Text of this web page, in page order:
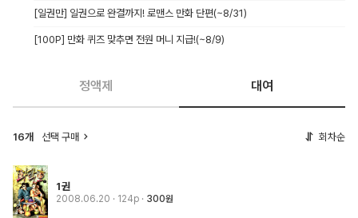
[일권만] 일권으로 완결까지! 로맨스 만화 단편(~8/31)
[100P] 만화 퀴즈 맞추면 전원 머니 지급!(~8/9)
정액제 대여
16개 선택 구매 회차순
1권
2008.06.20 · 124p 300원